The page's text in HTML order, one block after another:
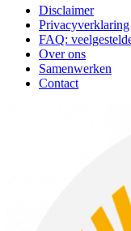
6. Noedelsoep
7. Minestrone met pasta
Disclaimer
Privacyverklaring
FAQ:
Over ons
Samenwerken
Contact